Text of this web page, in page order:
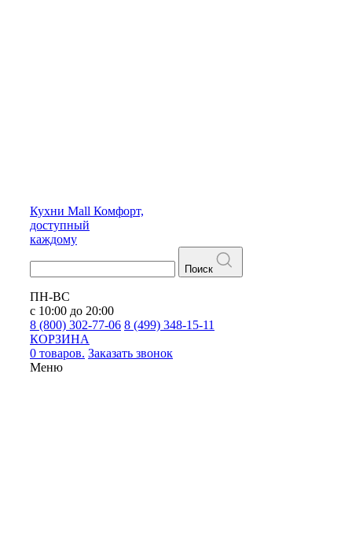
Кухни Mall Комфорт,
доступный
каждому
Поиск
ПН-ВС
с 10:00 до 20:00
8 (800) 302-77-06 8 (499) 348-15-11
КОРЗИНА
0 товаров. Заказать звонок
Меню